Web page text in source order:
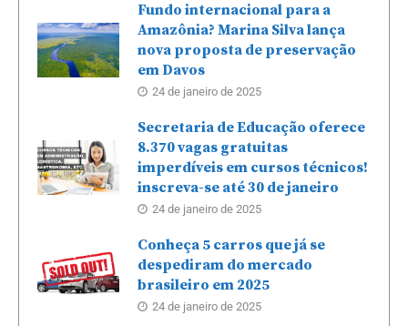
Fundo internacional para a
Amazônia? Marina Silva lança
nova proposta de preservação
em Davos
24 de janeiro de 2025
Secretaria de Educação oferece
8.370 vagas gratuitas
imperdíveis em cursos técnicos!
inscreva-se até 30 de janeiro
24 de janeiro de 2025
Conheça 5 carros que já se
despediram do mercado
brasileiro em 2025
24 de janeiro de 2025